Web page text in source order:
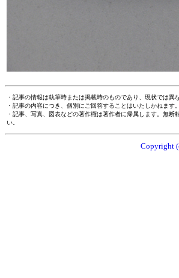
・記事の情報は執筆時または掲載時のものであり、現状では異
・記事の内容につき、個別にご回答することはいたしかねます。
・記事、写真、図表などの著作権は著作者に帰属します。無
い。
Copyright